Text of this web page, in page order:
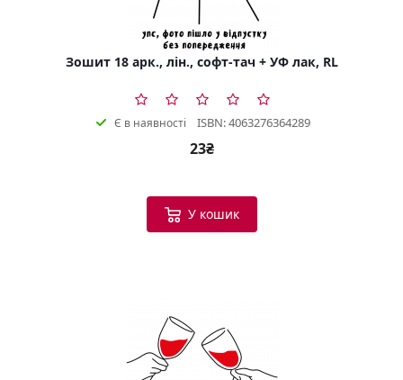
Зошит 18 арк., лін., софт-тач + УФ лак, RL
Є в наявності ISBN: 4063276364289
23₴
У кошик